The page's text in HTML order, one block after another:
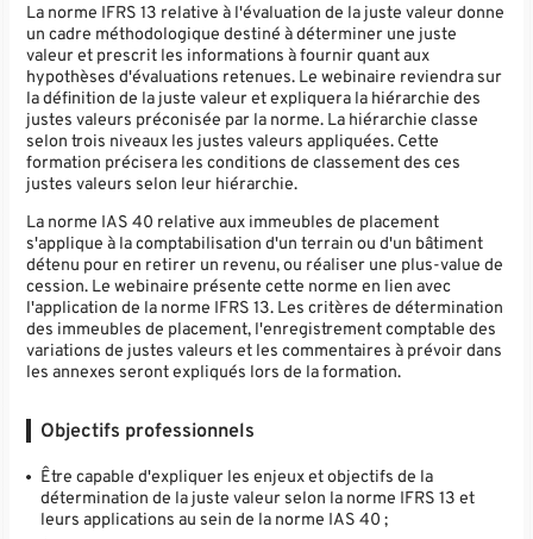
La norme IFRS 13 relative à l'évaluation de la juste valeur donne
un cadre méthodologique destiné à déterminer une juste
valeur et prescrit les informations à fournir quant aux
hypothèses d'évaluations retenues. Le webinaire reviendra sur
la définition de la juste valeur et expliquera la hiérarchie des
justes valeurs préconisée par la norme. La hiérarchie classe
selon trois niveaux les justes valeurs appliquées. Cette
formation précisera les conditions de classement des ces
justes valeurs selon leur hiérarchie.
La norme IAS 40 relative aux immeubles de placement
s'applique à la comptabilisation d'un terrain ou d'un bâtiment
détenu pour en retirer un revenu, ou réaliser une plus-value de
cession. Le webinaire présente cette norme en lien avec
l'application de la norme IFRS 13. Les critères de détermination
des immeubles de placement, l'enregistrement comptable des
variations de justes valeurs et les commentaires à prévoir dans
les annexes seront expliqués lors de la formation.
Objectifs professionnels
Être capable d'expliquer les enjeux et objectifs de la
détermination de la juste valeur selon la norme IFRS 13 et
leurs applications au sein de la norme IAS 40 ;